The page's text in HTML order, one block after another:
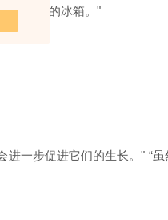
个温区的冰箱。 "
进一步促进它们的生长。" “虽